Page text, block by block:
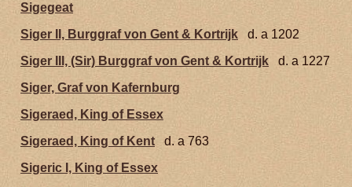
Sigegeat
Siger II, Burggraf von Gent & Kortrijk
d. a 1202
Siger III, (Sir) Burggraf von Gent & Kortrijk
d. a 1227
Siger, Graf von Kafernburg
Sigeraed, King of Essex
Sigeraed, King of Kent
d. a 763
Sigeric I, King of Essex